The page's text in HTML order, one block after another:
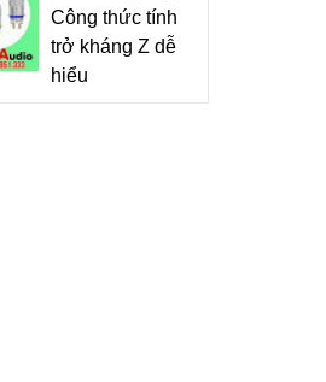
Công thức tính
trở kháng Z dễ
hiểu